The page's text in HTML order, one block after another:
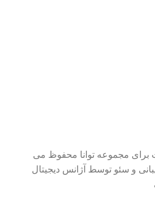
برای مجموعه توانا محفوظ می
و سئو توسط آژانس دیجیتال